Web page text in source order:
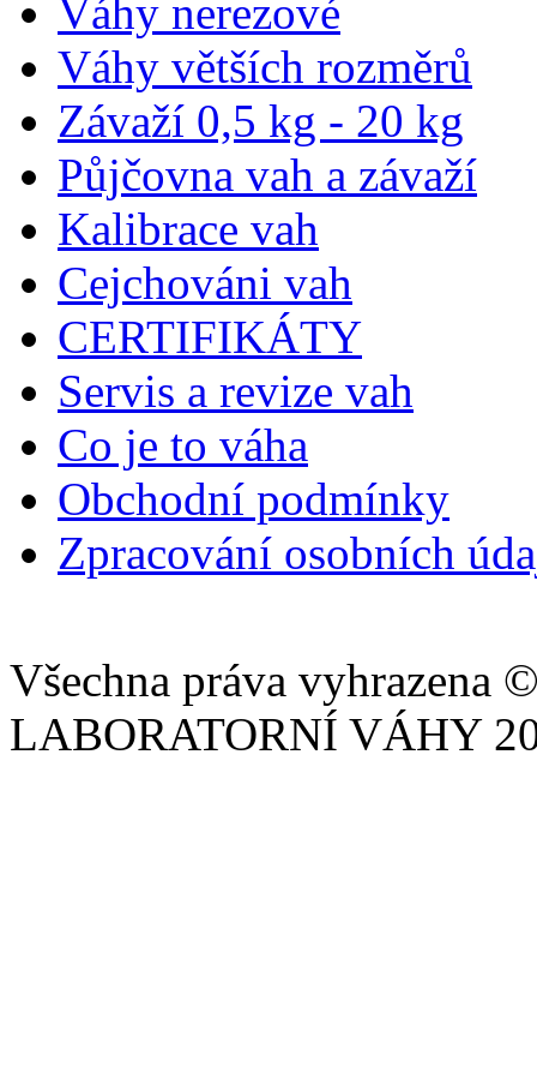
Váhy nerezové
Váhy větších rozměrů
Závaží 0,5 kg - 20 kg
Půjčovna vah a závaží
Kalibrace vah
Cejchováni vah
CERTIFIKÁTY
Servis a revize vah
Co je to váha
Obchodní podmínky
Zpracování osobních
Všechna práva vyhrazena
LABORATORNÍ VÁHY